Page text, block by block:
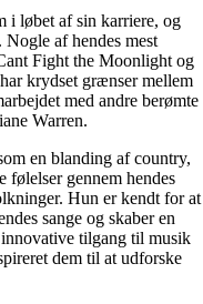
i løbet af sin karriere, og
Nogle af hendes mest
Fight the Moonlight og
krydset grænser mellem
med andre berømte
Warren.
en blanding af country,
gennem hendes
Hun er kendt for at
sange og skaber en
tilgang til musik
dem til at udforske